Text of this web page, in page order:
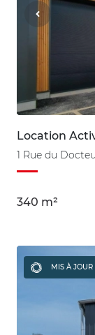
Location
1 Rue du
340 m²
MIS À JOUR